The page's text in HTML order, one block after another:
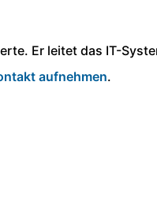
Er leitet das IT-
aufnehmen.